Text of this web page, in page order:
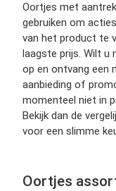
Oortjes met
gebruiken om
van het product te
laagste prijs. Wilt u
op en ontvang een
aanbieding of
momenteel niet in
Bekijk dan de
voor een slimme
Oortjes